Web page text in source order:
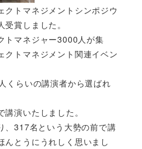
クトマネジメントシンポジウ
賞しました。
トマネジャー3000人が集
クトマネジメント関連イベン
くらいの講演者から選ばれ
演いたしました。
、317名という大勢の前で講
んとうにうれしく思いまし